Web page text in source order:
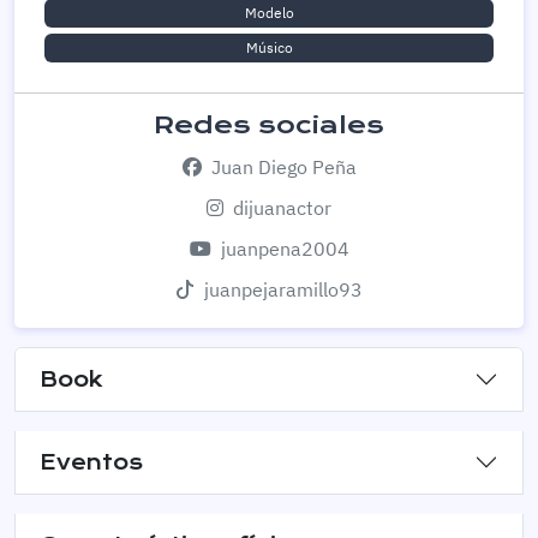
Modelo
Músico
Redes sociales
Juan Diego Peña
dijuanactor
juanpena2004
juanpejaramillo93
Book
Eventos